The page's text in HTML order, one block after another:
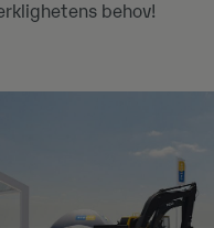
behov!